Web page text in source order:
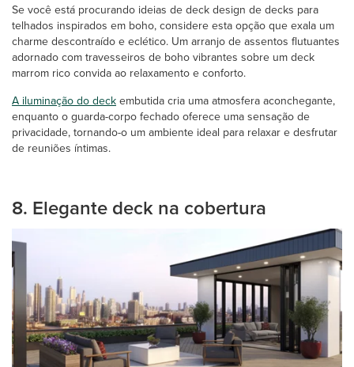
Se você está procurando ideias de deck design de decks para
telhados inspirados em boho, considere esta opção que exala um
charme descontraído e eclético. Um arranjo de assentos flutuantes
adornado com travesseiros de boho vibrantes sobre um deck
marrom rico convida ao relaxamento e conforto.
A iluminação do deckembutida cria uma atmosfera aconchegante,
enquanto o guarda-corpo fechado oferece uma sensação de
privacidade, tornando-o um ambiente ideal para relaxar e desfrutar
de reuniões íntimas.
8. Elegante deck na cobertura